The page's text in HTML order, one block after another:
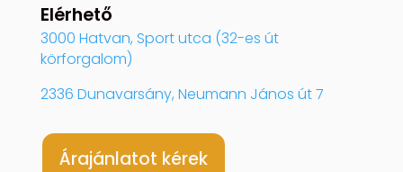
Elérhető
3000 Hatvan, Sport utca (32-es út
körforgalom)
2336 Dunavarsány, Neumann János út 7
Árajánlatot kérek